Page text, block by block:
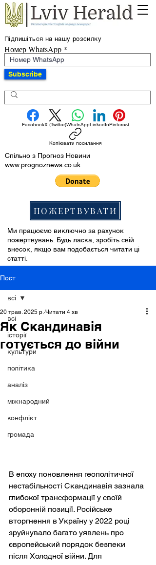
Підпишіться на нашу розсилку
Номер WhatsApp
Subscribe
FacebookX (Twitter)WhatsAppLinkedInPinterest
Копіювати посилання
Спільно з Прогноз Новини
www.prognoznews.co.uk
ПОЖЕРТВУВАТИ
Ми працюємо виключно за рахунок
пожертвувань. Будь ласка, зробіть свій
внесок, якщо вам подобається читати ці
статті.
Пост
всі
історії
культури
політика
аналіз
міжнародний
конфлікт
громада
всі
Як Скандинавія
готується до війни
20 трав. 2025 р. Читати 4 хв
В епоху поновлення геополітичної
нестабільності Скандинавія зазнала
глибокої трансформації у своїй
оборонній позиції. Російське
вторгнення в Україну у 2022 році
зруйнувало багато уявлень про
європейський порядок безпеки
після Холодної війни. Для